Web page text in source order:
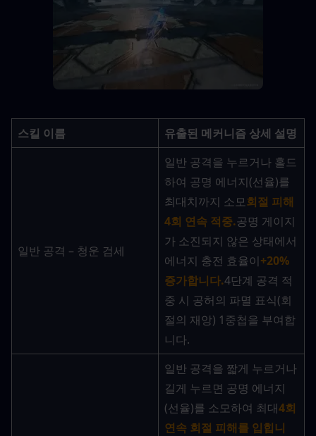
스킬 이름 유출된 메커니즘 상세 설명
일반 공격 – 청운 검세
일반 공격을 누르거나 홀드
하여 공명 에너지(선율)를
최대치까지 소모회절 피해
4회 연속 적중.공명 게이지
가 소진되지 않은 상태에서
에너지 충전 효율이+20%
증가합니다.4단계 공격 적
중 시 공허의 파멸 표식(회
절의 재앙) 1중첩을 부여합
니다.
일반 공격을 짧게 누르거나
길게 누르면 공명 에너지
(선율)를 소모하여 최대4회
연속 회절 피해를 입힙니